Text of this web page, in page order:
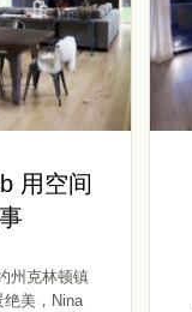
用空间
州克林顿镇
绝美，Nina